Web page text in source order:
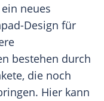
neues
Design für
bestehen durch
die noch
Hier kann